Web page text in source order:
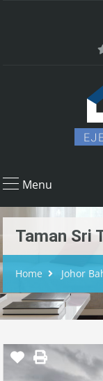
Menu
Taman Sri
Home Johor